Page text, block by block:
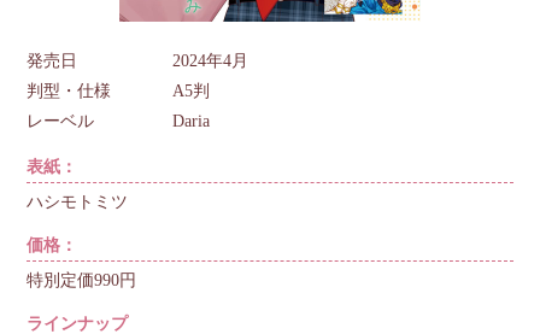
発売日
2024年4月
判型・仕様
A5判
レーベル
Daria
表紙：
ハシモトミツ
価格：
特別定価990円
ラインナップ